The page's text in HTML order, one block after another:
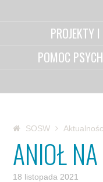
PROJEKTY
POMOC
SOSW
ANIOŁ
18 listopada 2021